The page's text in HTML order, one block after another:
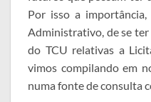
Por isso a
Administrativo, de se ter
do TCU relativas a
vimos compilando em
numa fonte de consulta